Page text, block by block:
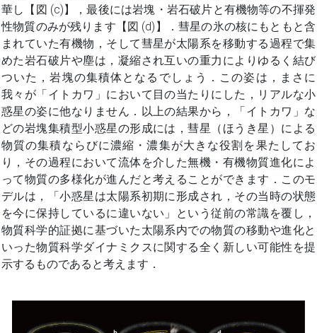
華し【図 (c)】，最後には岩塊・岩石破片と有機物等の不揮発
性物質のみが残ります【図 (d)】．彗星の氷の核にもともと含
まれていた有機物，そして彗星が太陽系を移動する過程で集
めた岩石破片や塵は，凝縮され互いの重力によりゆるく結び
ついた，岩塊の集積体となるでしょう．この姿は，まさに
我々が「イトカワ」において目の当たりにした，リアルな小
惑星の姿に他なりません．以上の結果から，「イトカワ」な
どの岩塊集積型小惑星の形成には，彗星（ほうき星）による
物質の集積ならびに濃縮・濃集が大きな役割を果たしてお
り，その過程において流体を介した無機・有機物質進化によ
って物質の多様化が進んだと考えることができます．このモ
デルは，「小惑星は太陽系初期に形成され，その当時の状態
を今に保持しているに違いない」という従前の常識を覆し，
物質科学的証拠に基づいた太陽系内での物質の移動や進化と
いった物質科学ダイナミクスに関する全く新しい可能性を提
示するものであると考えます．